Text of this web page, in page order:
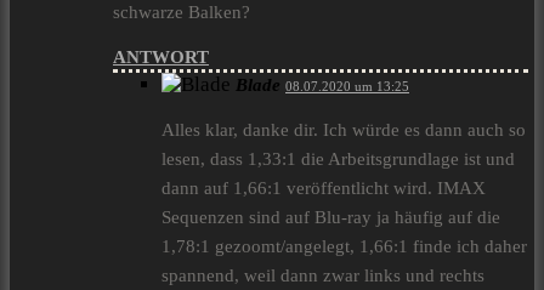
schwarze Balken?
ANTWORT
Blade 08.07.2020 um 13:25
Alles klar, danke dir. Ich würde es dann auch so
lesen, dass 1,33:1 die Arbeitsgrundlage ist und
dann auf 1,66:1 veröffentlicht wird. IMAX
Sequenzen sind auf Blu-ray ja häufig auf die
1,78:1 gezoomt/angelegt, 1,66:1 finde ich daher
spannend, weil dann zwar links und rechts